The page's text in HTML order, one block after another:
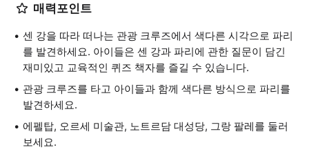
매력포인트
센 강을 따라 떠나는 관광 크루즈에서 색다른 시각으로 파리
를 발견하세요. 아이들은 센 강과 파리에 관한 질문이 담긴
재미있고 교육적인 퀴즈 책자를 즐길 수 있습니다.
관광 크루즈를 타고 아이들과 함께 색다른 방식으로 파리를
발견하세요.
에펠탑, 오르세 미술관, 노트르담 대성당, 그랑 팔레를 둘러
보세요.